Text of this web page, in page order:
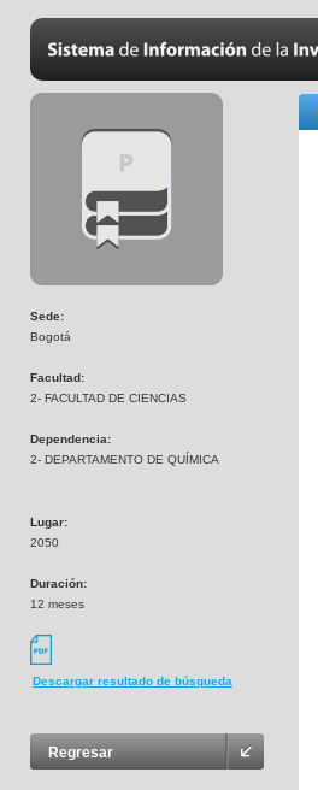
Sede:
Bogotá
Facultad:
2- FACULTAD DE CIENCIAS
Dependencia:
2- DEPARTAMENTO DE QUÍMICA
Lugar:
2050
Duración:
12 meses
Descargar resultado de búsqueda
Regresar